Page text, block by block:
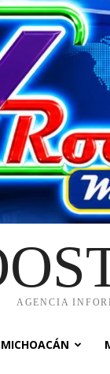
AGENCIA
MICHOACÁN